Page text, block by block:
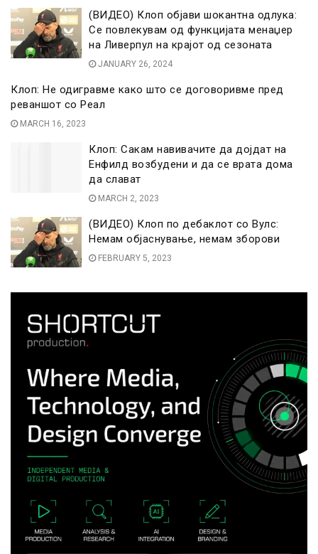
(ВИДЕО) Клоп објави шокантна одлука:
Се повлекувам од функцијата менаџер
на Ливерпул на крајот од сезоната
JANUARY 26, 2024
Клоп: Не одигравме како што се договоривме пред
реваншот со Реал
MARCH 16, 2023
Клоп: Сакам навивачите да дојдат на
Енфилд возбудени и да се врата дома
да слават
MARCH 2, 2023
(ВИДЕО) Клоп по дебаклот со Вулс:
Немам објаснување, немам зборови
FEBRUARY 5, 2023